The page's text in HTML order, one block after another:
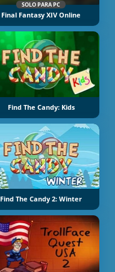
SOLO PARA PC
Final Fantasy XIV Online
Find The Candy: Kids
Find The Candy 2: Winter